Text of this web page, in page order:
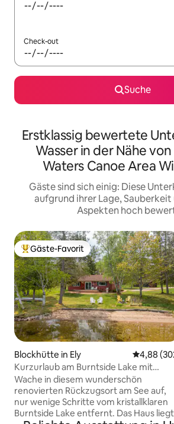
Check-out
Suche
Erstklassig bewertete
Wasser in der Nähe
Waters Canoe Area
Gäste sind sich einig: Diese
aufgrund ihrer Lage,
Aspekten hoch
Beliebter Gäste-Favorit.
Gäste-Favorit
Blockhütte in Ely
4,88
Kurzurlaub am Burntside Lake mit
Sauna, Steg, Strand und Feuerstelle
Wache in diesem wunderschön
renovierten Rückzugsort am See auf,
nur wenige Schritte vom kristallklaren
Burntside Lake entfernt. Das Haus liegt